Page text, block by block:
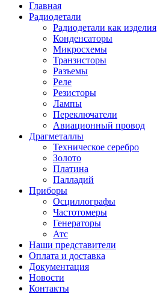
Главная
Радиодетали
Радиодетали как изделия
Конденсаторы
Микросхемы
Транзисторы
Разъемы
Реле
Резисторы
Лампы
Переключатели
Авиационный провод
Драгметаллы
Техническое серебро
Золото
Платина
Палладий
Приборы
Осциллографы
Частотомеры
Генераторы
Атс
Наши представители
Оплата и доставка
Документация
Новости
Контакты